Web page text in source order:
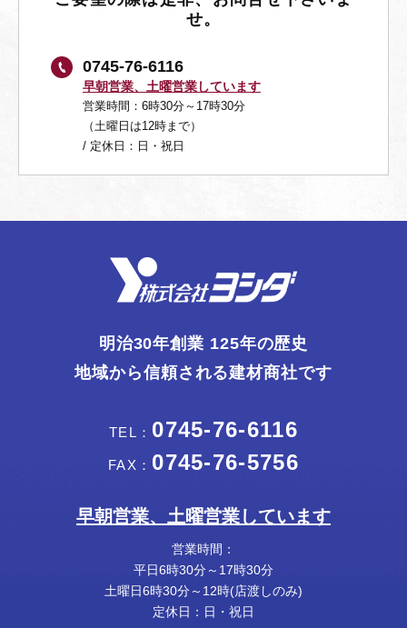
せ。
0745-76-6116
早朝営業、土曜営業しています
営業時間：6時30分～17時30分
（土曜日は12時まで）
/ 定休日：日・祝日
明治30年創業 125年の歴史
地域から信頼される建材商社です
TEL： 0745-76-6116
FAX： 0745-76-5756
早朝営業、土曜営業しています
営業時間：
平日6時30分～17時30分
土曜日6時30分～12時(店渡しのみ)
定休日：日・祝日